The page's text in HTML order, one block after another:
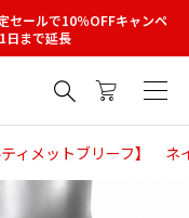
セールで10％OFFキャンペ
まで延長

ティメットブリーフ】 ネ